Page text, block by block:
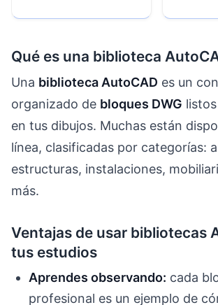
Qué es una biblioteca
Una biblioteca AutoCAD es un
organizado de bloques DWG
en tus dibujos. Muchas están
línea, clasificadas por categorías:
estructuras, instalaciones,
más.
Ventajas de usar bibliotecas
tus estudios
Aprendes observando: cada
profesional es un ejemplo de